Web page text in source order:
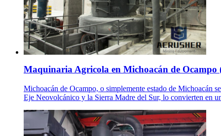
Maquinaria Agricola en Michoacán de Ocampo
Michoacán de Ocampo, o simplemente estado de Michoacán
Eje Neovolcánico y la Sierra Madre del Sur, lo convierten en